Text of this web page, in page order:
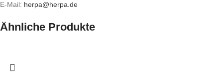
E-Mail: herpa@herpa.de
Ähnliche Produkte